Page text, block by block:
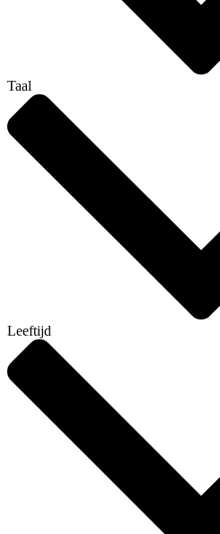
Taal
Leeftijd